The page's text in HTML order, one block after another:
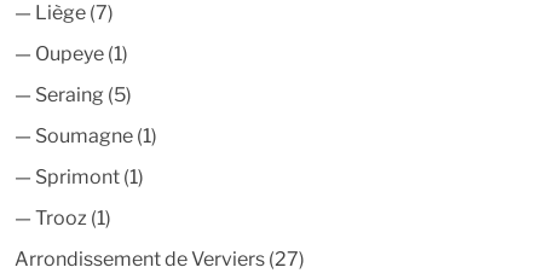
— Liège (7)
— Oupeye (1)
— Seraing (5)
— Soumagne (1)
— Sprimont (1)
— Trooz (1)
Arrondissement de Verviers (27)